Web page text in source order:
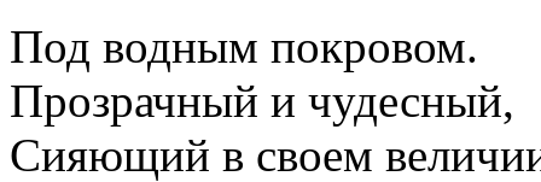
Под водным покровом.
Прозрачный и чудесный,
Сияющий в своем